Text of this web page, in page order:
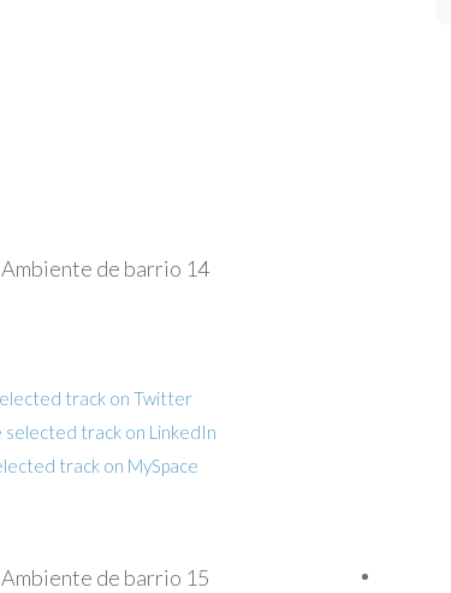
Ambiente de barrio 14
Ambiente de barrio 15